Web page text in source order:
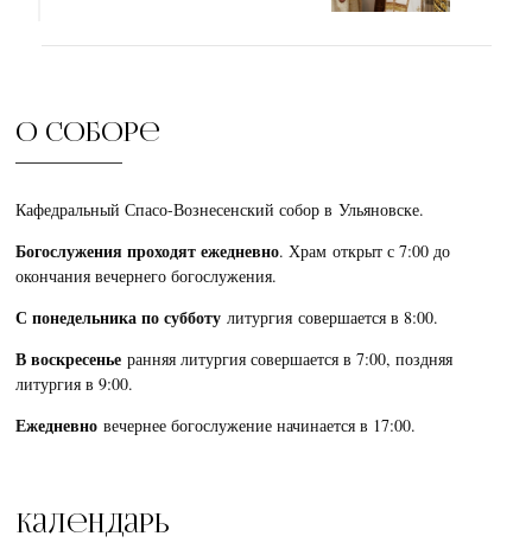
О соборе
Кафедральный Спасо-Вознесенский собор в Ульяновске.
Богослужения проходят ежедневно. Храм открыт с 7:00 до
окончания вечернего богослужения.
С понедельника по субботулитургия совершается в 8:00.
В воскресеньеранняя литургия совершается в 7:00, поздняя
литургия в 9:00.
Ежедневновечернее богослужение начинается в 17:00.
Календарь